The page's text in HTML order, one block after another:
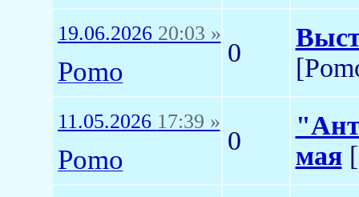
19.06.2026 20:03 »
Pomo
0
11.05.2026 17:39 »
Pomo
0
мая